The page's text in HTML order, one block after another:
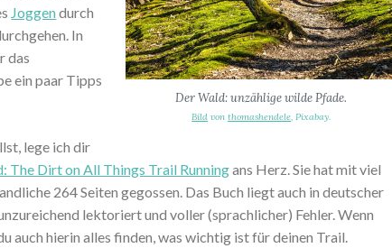
Der Wald: unzählige wilde Pfade.
Bild vonthomashendele, Pixabay.
Joggendurch
In
das
ein paar Tipps
lege ich dir
The Dirt on All Things Trail Runningans Herz. Sie hat mit viel
264 Seiten gegossen. Das Buch liegt auch in deutscher
lektoriert und voller (sprachlicher) Fehler. Wenn
auch hierin alles finden, was wichtig ist für deinen Trail.